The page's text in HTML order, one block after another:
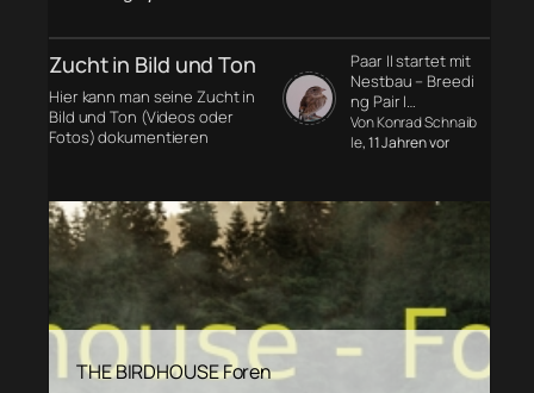
Zucht in Bild und Ton
Hier kann man seine Zucht in
Bild und Ton (Videos oder
Fotos) dokumentieren
Paar II startet mit
Nestbau – Breedi
ng Pair I…
Von Konrad Schnaib
le, 11 Jahren vor
THE BIRDHOUSE Foren